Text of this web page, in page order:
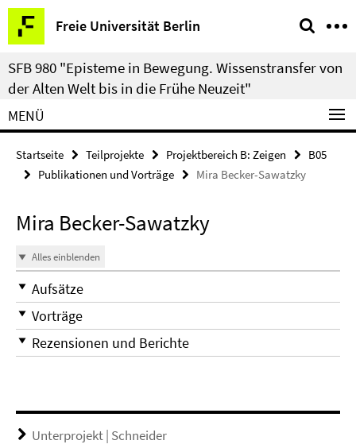
Springe
direkt
zu
Inhalt
Freie Universität Berlin
Service-
Navigation
SFB 980 "Episteme in Bewegung. Wissenstransfer von
der Alten Welt bis in die Frühe Neuzeit"
MENÜ
Startseite Teilprojekte Projektbereich B: Zeigen
B05
Publikationen und Vorträge
Mira Becker-Sawatzky
Mira Becker-Sawatzky
Alles einblenden
Aufsätze
Vorträge
Rezensionen und Berichte
Unterprojekt | Schneider